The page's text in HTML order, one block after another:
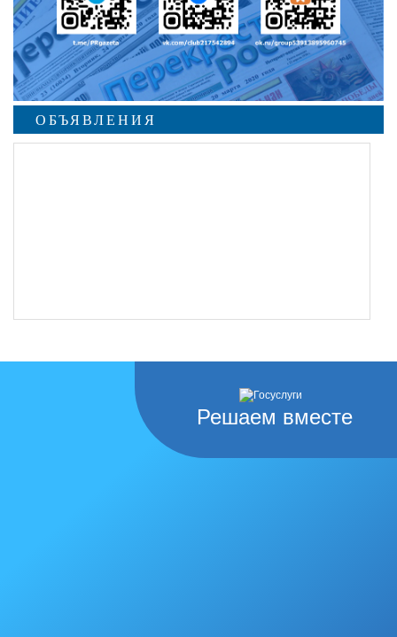
ОБЪЯВЛЕНИЯ
Решаем вместе